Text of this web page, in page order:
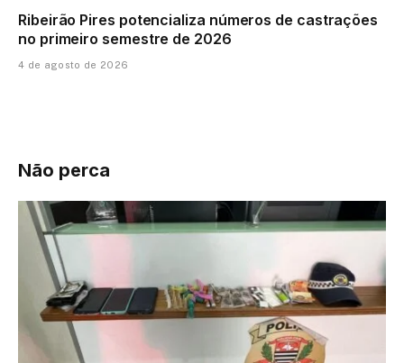
Ribeirão Pires potencializa números de castrações
no primeiro semestre de 2026
4 de agosto de 2026
Não perca